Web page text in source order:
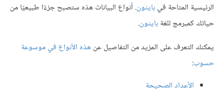
الرئيسية المتاحة فيبايثون. أنواع البيانات هذه ستصبح جزءًا طبيعيًا من
حياتك كمبرمج للغةبايثون.
يمكنك التعرف على المزيد من التفاصيل عنهذه الأنواع في موسوعة
حسوب:
الأعداد الصحيحة